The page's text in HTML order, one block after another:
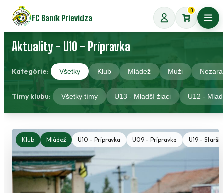
Preskočiť
na
obsah
FC Baník Prievidza
0
Aktuality - U10 - Prípravka
Kategórie: Všetky Klub Mládež Muži
Tímy klubu: Všetky tímy U13 - Mladší žiaci U12 -
Klub Mládež U10 - Prípravka U09 - Prípravka U19 - Starší